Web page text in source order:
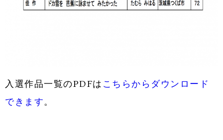
入選作品一覧のPDFは こちらからダウンロード
できます。